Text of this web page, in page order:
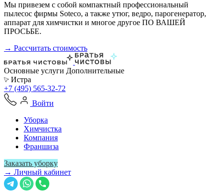
Мы привезем с собой компактный профессиональный
пылесос фирмы Soteco, а также утюг, ведро, парогенератор,
аппарат для химчистки и многое другое ПО ВАШЕЙ
ПРОСЬБЕ.
→ Рассчитать стоимость
Основные услуги Дополнительные
Истра
+7 (495) 565-32-72
Войти
Уборка
Химчистка
Компания
Франшиза
Заказать уборку
→ Личный кабинет